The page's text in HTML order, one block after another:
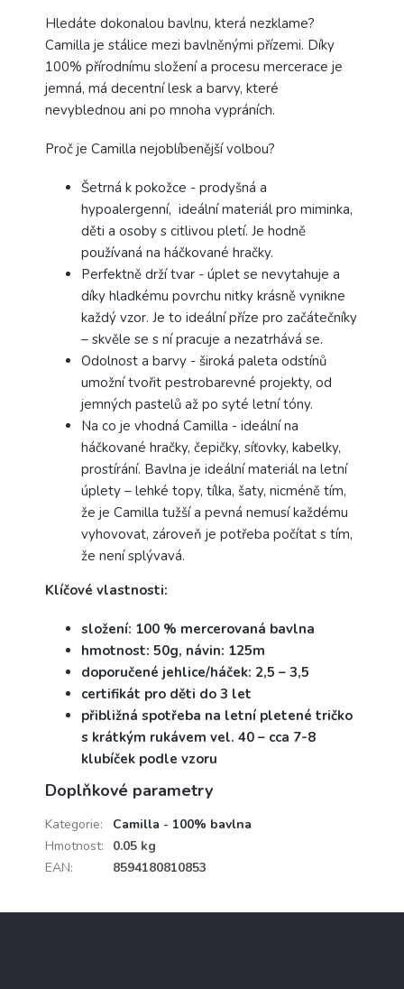
Hledáte dokonalou bavlnu, která nezklame?
Camilla je stálice mezi bavlněnými přízemi. Díky
100% přírodnímu složení a procesu mercerace je
jemná, má decentní lesk a barvy, které
nevyblednou ani po mnoha vypráních.
Proč je Camilla nejoblíbenější volbou?
Šetrná k pokožce - prodyšná a
hypoalergenní, ideální materiál pro miminka,
děti a osoby s citlivou pletí. Je hodně
používaná na háčkované hračky.
Perfektně drží tvar - úplet se nevytahuje a
díky hladkému povrchu nitky krásně vynikne
každý vzor. Je to ideální příze pro začátečníky
– skvěle se s ní pracuje a nezatrhává se.
Odolnost a barvy - široká paleta odstínů
umožní tvořit pestrobarevné projekty, od
jemných pastelů až po syté letní tóny.
Na co je vhodná Camilla - ideální na
háčkované hračky, čepičky, síťovky, kabelky,
prostírání. Bavlna je ideální materiál na letní
úplety – lehké topy, tílka, šaty, nicméně tím,
že je Camilla tužší a pevná nemusí každému
vyhovovat, zároveň je potřeba počítat s tím,
že není splývavá.
Klíčové vlastnosti:
složení: 100 % mercerovaná bavlna
hmotnost: 50g, návin: 125m
doporučené jehlice/háček: 2,5 – 3,5
certifikát pro děti do 3 let
přibližná spotřeba na letní pletené tričko
s krátkým rukávem vel. 40 – cca 7-8
klubíček podle vzoru
Doplňkové parametry
Kategorie:
Camilla - 100% bavlna
Hmotnost:
0.05 kg
EAN: 8594180810853